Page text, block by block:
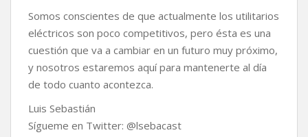
Somos conscientes de que actualmente los utilitarios
eléctricos son poco competitivos, pero ésta es una
cuestión que va a cambiar en un futuro muy próximo,
y nosotros estaremos aquí para mantenerte al día
de todo cuanto acontezca.
Luis Sebastián
Sígueme en Twitter: @lsebacast